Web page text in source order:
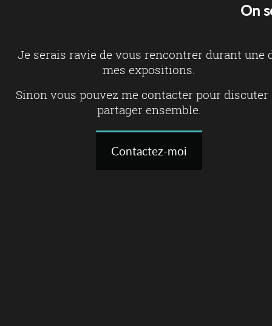
On
Je serais ravie de vous rencontrer durant une
mes expositions.
Sinon vous pouvez me contacter pour discuter
partager ensemble.
Contactez-moi